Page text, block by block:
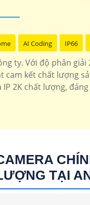
AI Coding IP66
ty. Với độ phân
cam kết chất lượng
2K chất lượng,
TẠI